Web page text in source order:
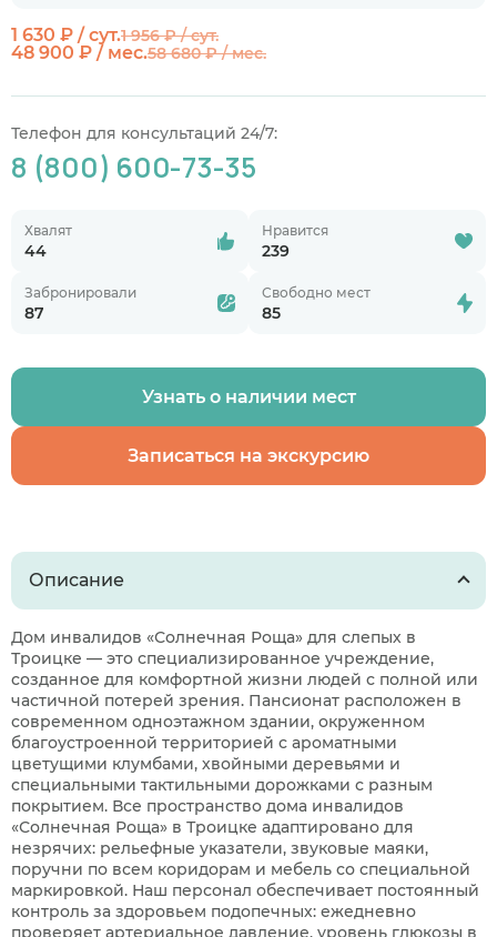
1 630 ₽ / сут.1 956 ₽ / сут.
48 900 ₽ / мес.58 680 ₽ / мес.
Телефон для консультаций 24/7:
8 (800) 600-73-35
Хвалят
44
Нравится
239
Забронировали
87
Свободно мест
85
Узнать о наличии мест
Записаться на экскурсию
Описание
Дом инвалидов «Солнечная Роща» для слепых в
Троицке — это специализированное учреждение,
созданное для комфортной жизни людей с полной или
частичной потерей зрения. Пансионат расположен в
современном одноэтажном здании, окруженном
благоустроенной территорией с ароматными
цветущими клумбами, хвойными деревьями и
специальными тактильными дорожками с разным
покрытием. Все пространство дома инвалидов
«Солнечная Роща» в Троицке адаптировано для
незрячих: рельефные указатели, звуковые маяки,
поручни по всем коридорам и мебель со специальной
маркировкой. Наш персонал обеспечивает постоянный
контроль за здоровьем подопечных: ежедневно
проверяет артериальное давление, уровень глюкозы в